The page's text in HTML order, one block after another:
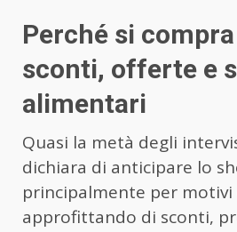
Perché si
sconti, offerte e
alimentari
Quasi la metà degli
dichiara di anticipare lo
principalmente per motivi
approfittando di sconti,